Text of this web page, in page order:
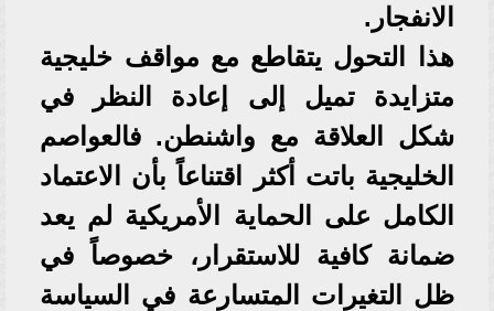
الانفجار.
هذا التحول يتقاطع مع مواقف خليجية
متزايدة تميل إلى إعادة النظر في
شكل العلاقة مع واشنطن. فالعواصم
الخليجية باتت أكثر اقتناعاً بأن الاعتماد
الكامل على الحماية الأمريكية لم يعد
ضمانة كافية للاستقرار، خصوصاً في
ظل التغيرات المتسارعة في السياسة